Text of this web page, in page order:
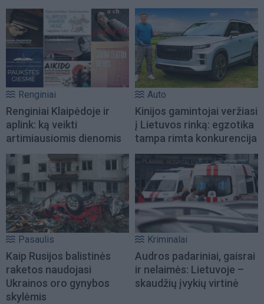
Renginiai
Renginiai Klaipėdoje ir
aplink: ką veikti
artimiausiomis dienomis
Auto
Kinijos gamintojai veržiasi
į Lietuvos rinką: egzotika
tampa rimta konkurencija
Pasaulis
Kaip Rusijos balistinės
raketos naudojasi
Ukrainos oro gynybos
skylėmis
Kriminalai
Audros padariniai, gaisrai
ir nelaimės: Lietuvoje –
skaudžių įvykių virtinė